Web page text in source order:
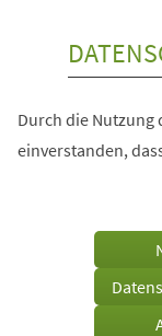
Durch die Nutzung
einverstanden,